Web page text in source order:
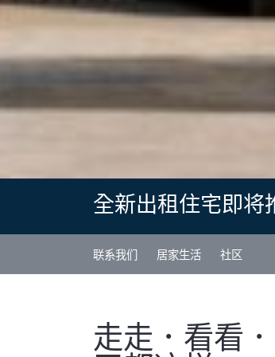
全新出租住宅即将
联系我们 居家生活 社区
走走．看看